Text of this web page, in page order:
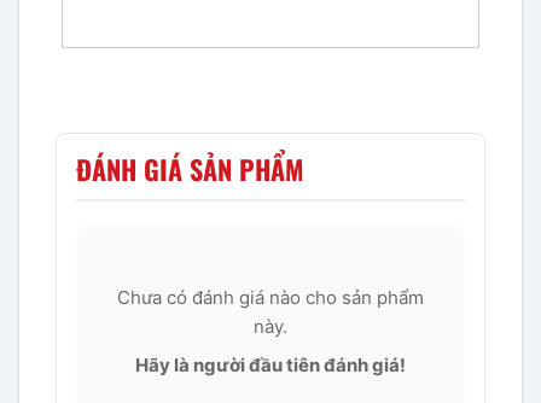
ĐÁNH GIÁ SẢN PHẨM
Chưa có đánh giá nào cho sản phẩm
này.
Hãy là người đầu tiên đánh giá!